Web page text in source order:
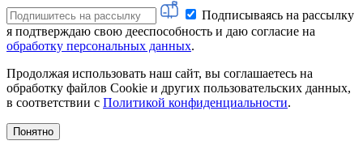
Подписываясь на рассылку
я подтверждаю свою дееспособность и даю согласие на
обработку персональных данных.
Продолжая использовать наш сайт, вы соглашаетесь на
обработку файлов Cookie и других пользовательских данных,
в соответствии с Политикой конфиденциальности.
Понятно